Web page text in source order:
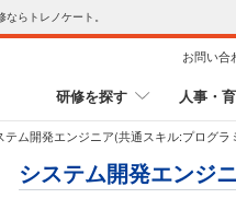
らトレノケート。
お問い合
研修を探す 人事・
テム開発エンジニア(共通スキル:プログ
システム開発エンジ